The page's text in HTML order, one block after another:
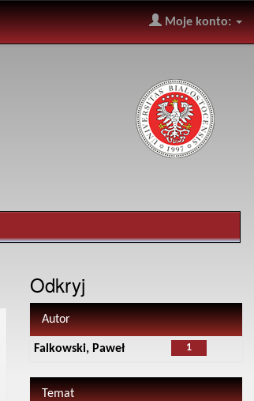
Moje konto:
Odkryj
Autor
1
Falkowski, Paweł
Temat